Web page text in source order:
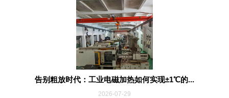
告别粗放时代：工业电磁加热如何实现±1℃的...
2026-07-29